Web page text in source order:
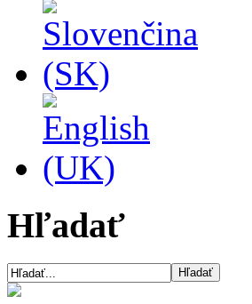
Hľadať